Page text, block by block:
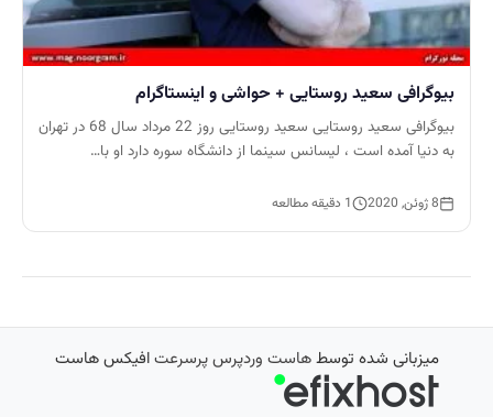
بیوگرافی سعید روستایی + حواشی و اینستاگرام
بیوگرافی سعید روستایی سعید روستایی روز 22 مرداد سال 68 در تهران
به دنیا آمده است ، لیسانس سینما از دانشگاه سوره دارد او با…
8 ژوئن, 2020 1 دقیقه مطالعه
میزبانی شده توسطهاست وردپرس پرسرعتافیکس هاست